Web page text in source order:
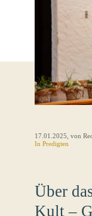
17.01.2025 , von
InPredigten
Über
Kult –